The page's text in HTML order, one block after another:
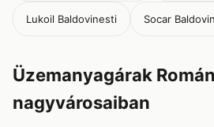
Lukoil Baldovinesti Socar
Üzemanyagárak
nagyvárosaiban